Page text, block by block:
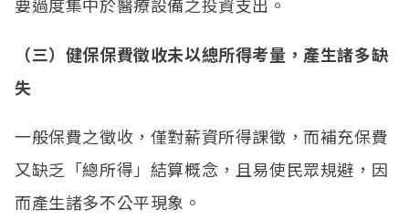
要過度集中於醫療設備之投資支出。
（三）健保保費徵收未以總所得考量，產生諸多缺
失
一般保費之徵收，僅對薪資所得課徵，而補充保費
又缺乏「總所得」結算概念，且易使民眾規避，因
而產生諸多不公平現象。